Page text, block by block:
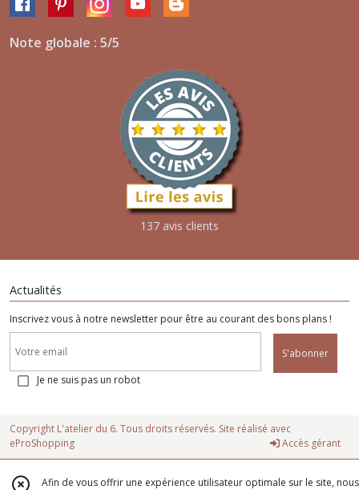
Note globale : 5/5
137 avis clients
Actualités
Inscrivez vous à notre newsletter pour être au courant des bons plans !
S'abonner
Je ne suis pas un robot
Copyright L'atelier du 6. Tous droits réservés. Site réalisé avec
eProShopping
Accès gérant
Afin de vous offrir une expérience utilisateur optimale sur le site, nous